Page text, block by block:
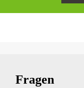
Fragen